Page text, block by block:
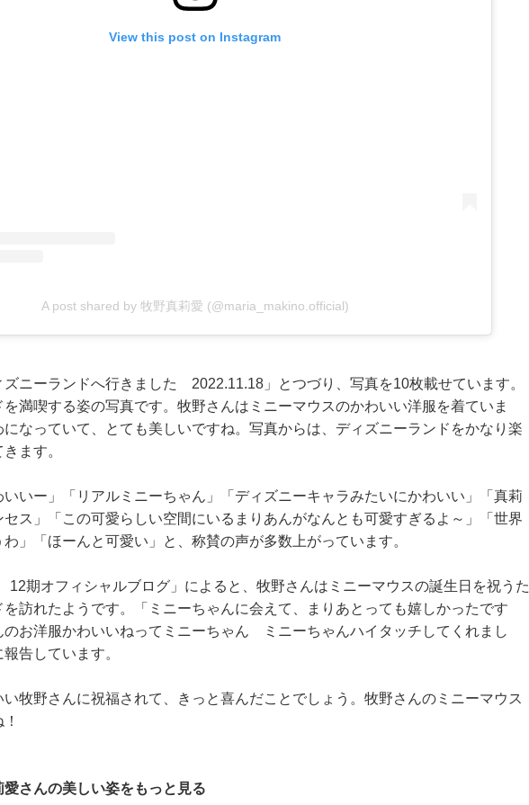
View this post on Instagram
A post shared by 牧野真莉愛 (@maria_makino.official)
ニーランドへ行きました 2022.11.18」とつづり、写真を10枚載せています。
満喫する姿の写真です。牧野さんはミニーマウスのかわいい洋服を着ていま
なっていて、とても美しいですね。写真からは、ディズニーランドをかなり楽
ます。
いー」「リアルミニーちゃん」「ディズニーキャラみたいにかわいい」「真莉
ス」「この可愛らしい空間にいるまりあんがなんとも可愛すぎるよ～」「世界
」「ほーんと可愛い」と、称賛の声が多数上がっています。
12期オフィシャルブログ」によると、牧野さんはミニーマウスの誕生日を祝うた
を訪れたようです。「ミニーちゃんに会えて、まりあとっても嬉しかったです
のお洋服かわいいねってミニーちゃん ミニーちゃんハイタッチしてくれまし
告しています。
い牧野さんに祝福されて、きっと喜んだことでしょう。牧野さんのミニーマウス
愛さんの美しい姿をもっと見る